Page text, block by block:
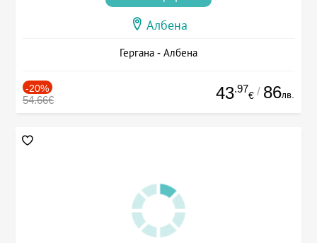
Албена
Гергана - Албена
-20%
54.66€ 43.97
€ / 86лв.